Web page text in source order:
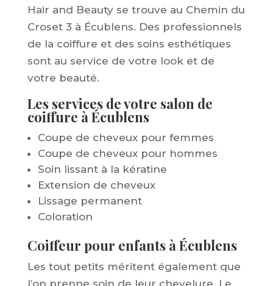
Hair and Beauty se trouve au Chemin du
Croset 3 à Écublens. Des professionnels
de la coiffure et des soins esthétiques
sont au service de votre look et de
votre beauté.
Les services de votre salon de
coiffure à Écublens
Coupe de cheveux pour femmes
Coupe de cheveux pour hommes
Soin lissant à la kératine
Extension de cheveux
Lissage permanent
Coloration
Coiffeur pour enfants à Écublens
Les tout petits méritent également que